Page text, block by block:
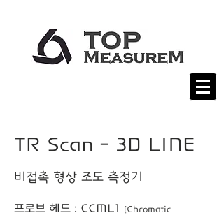
TR Scan - 3D LINE
​비접촉 형상 조도 측정기
​프로브 헤드 : CCML1 [Chromatic